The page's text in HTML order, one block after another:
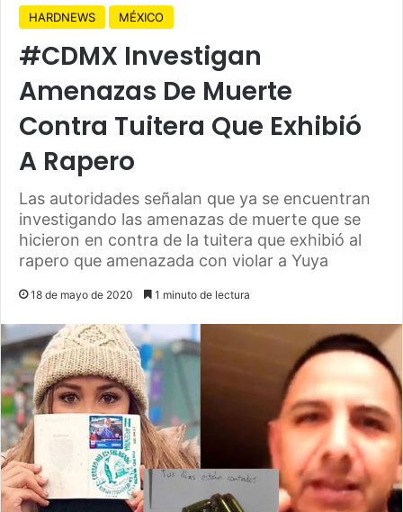
HARDNEWS MÉXICO
#CDMX Investigan
Amenazas De Muerte
Contra Tuitera Que Exhibió
A Rapero
Las autoridades señalan que ya se encuentran
investigando las amenazas de muerte que se
hicieron en contra de la tuitera que exhibió al
rapero que amenazada con violar a Yuya
18 de mayo de 2020 1 minuto de lectura